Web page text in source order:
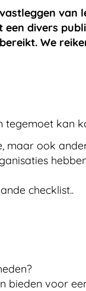
divers
We
kan
maar ook
checklist..
bieden voor